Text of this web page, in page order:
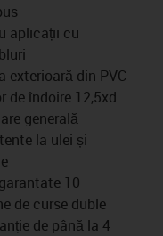
aplicații cu
exterioară din PVC
de îndoire 12,5xd
generală
la ulei și
10
de curse duble
de până la 4